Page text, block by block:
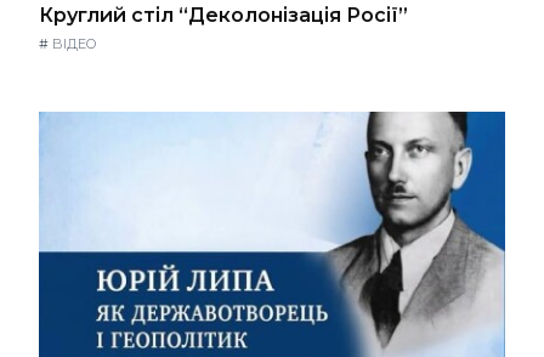
Круглий стіл “Деколонізація Росії”
# ВІДЕО